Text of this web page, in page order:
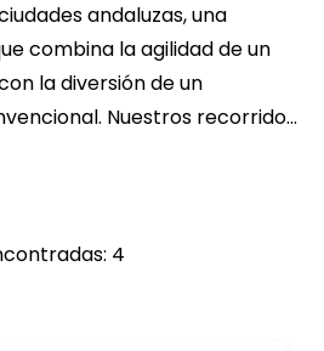
andaluzas, una
combina la agilidad de un
la diversión de un
Nuestros recorrido...
4